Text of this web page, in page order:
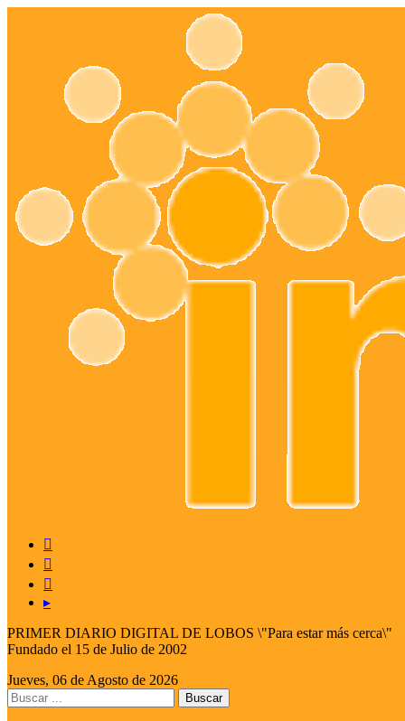



▸
PRIMER DIARIO DIGITAL DE LOBOS \"Para estar más cerca\"
Fundado el 15 de Julio de 2002
Jueves, 06 de Agosto de 2026